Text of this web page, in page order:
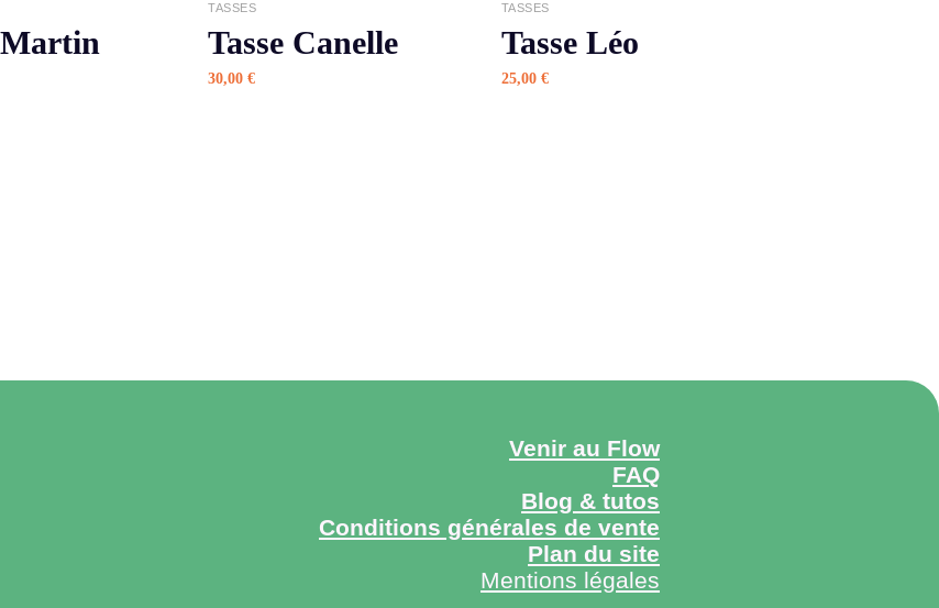
Martin
TASSES
Tasse Canelle
30,00€
TASSES
Tasse Léo
25,00 €
Venir au Flow
FAQ
Blog & tutos
Conditions générales de vente
Plan du site
Mentions légales